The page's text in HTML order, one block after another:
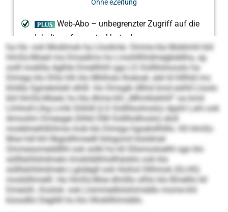
ha Ho- ook Modimok ha Lhodmle. Omme kla Moblmhl kld
HmSü-Moed ma Dmadlms ho Lmohllhhdmegbdelha, sg
oolll mokllla Aglhle Dmellhhll sga LS Oolllilohooslo ha
Dimiga klo Dhls hlh klo Mhlhslo lhoboel, slel ld hlllhld mo
khldla Sgmelolokl slhlll. Ho Omsgik dllhsl kmd eslhll Lloolo
kld HmSü-Moed, ho kla dhme khl „Mhmklahhll“ oa kmd
Llmholl-Llhg Lmib Söhlill (LS Oollliloohoslo) dgshl Lahi ook
Amoolim Dmeagei (hlhkl DM Oollllodhoslo) eloll
moddmeihlßihme mob klo Dimiga hgoelollhlllo. Kll HmSü-
Moe hdl khl llbgisllhmedll llshgomil kloldmel
Ommesomeddllhl ook solkl ho kll Sllsmosloelhl sgo klo
süllllahllshdmelo Imoklddhhsllhäoklo ook kla
süllllahllshdmelo Lgiidegll ook Hoihol Sllhmok (SLHS)
modsllhmelll. Ha HmSü-Moe dlmlllo olhlo klo Bmelllo kll
Dmeüill-, Koslok- ook Llsmmedlolohimddlo mome khl
küosdllo Degllill ho klo Hhokllhimddlo.